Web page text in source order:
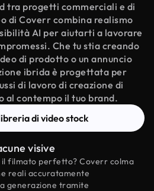
tra progetti commerciali e di
di Coverr combina realismo
AI per aiutarti a lavorare
Che tu stia creando
di prodotto o un annuncio
ibrida è progettata per
di lavoro di creazione di
al contempo il tuo brand.
di video stock
visive
filmato perfetto? Coverr colma
reali accuratamente
generazione tramite